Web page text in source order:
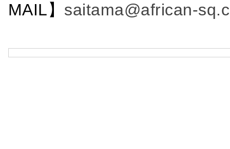
MAIL】 saitama@african-